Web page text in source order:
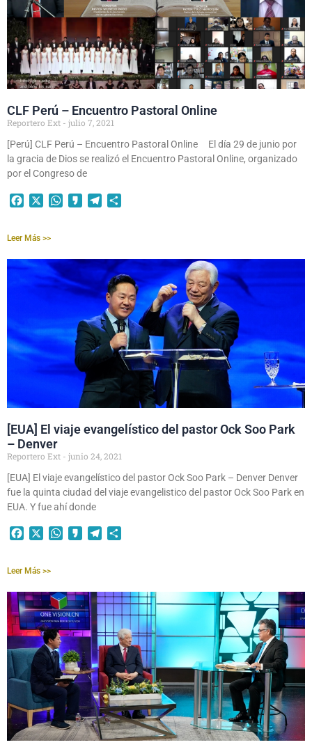
CLF Perú – Encuentro Pastoral Online
Reportero Ext
julio 7, 2021
[Perú] CLF Perú – Encuentro Pastoral Online El día 29 de junio por
la gracia de Dios se realizó el Encuentro Pastoral Online, organizado
por el Congreso de
FacebookWhatsApp
KakaoTelegram
Leer Más >>
[EUA] El viaje evangelístico del pastor Ock Soo Park
– Denver
Reportero Ext
junio 24, 2021
[EUA] El viaje evangelístico del pastor Ock Soo Park – Denver Denver
fue la quinta ciudad del viaje evangelistico del pastor Ock Soo Park en
EUA. Y fue ahí donde
FacebookWhatsApp
KakaoTelegram
Leer Más >>